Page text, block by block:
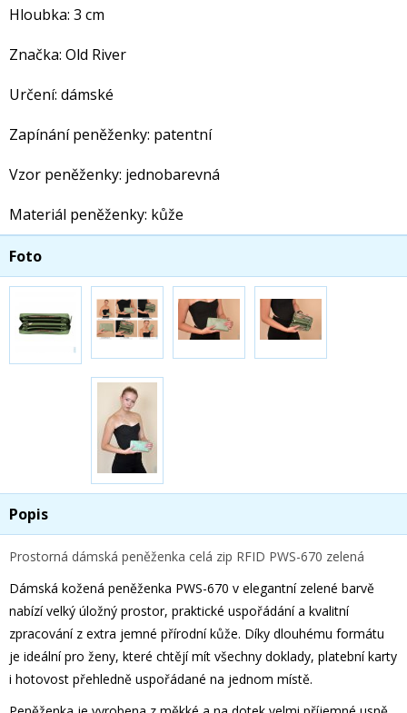
Hloubka: 3 cm
Značka: Old River
Určení: dámské
Zapínání peněženky: patentní
Vzor peněženky: jednobarevná
Materiál peněženky: kůže
Foto
Popis
Prostorná dámská peněženka celá zip RFID PWS-670 zelená
Dámská kožená peněženka PWS-670 v elegantní zelené barvě
nabízí velký úložný prostor, praktické uspořádání a kvalitní
zpracování z extra jemné přírodní kůže. Díky dlouhému formátu
je ideální pro ženy, které chtějí mít všechny doklady, platební karty
i hotovost přehledně uspořádané na jednom místě.